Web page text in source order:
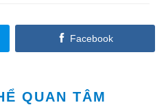
Facebook
QUAN TÂM